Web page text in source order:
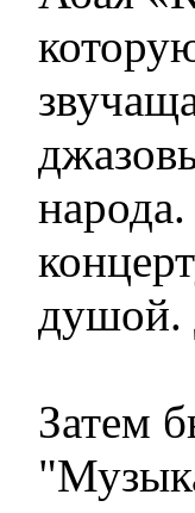
душой.
Затем